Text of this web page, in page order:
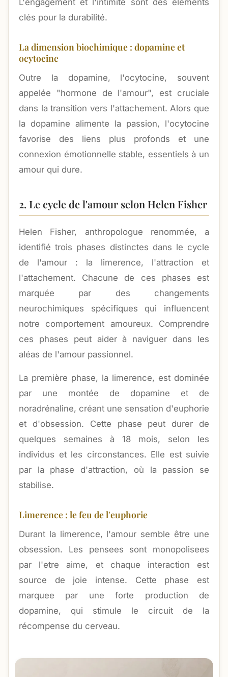
L'engagement et l'intimité sont des éléments
clés pour la durabilité.
La dimension biochimique : dopamine et
ocytocine
Outre la dopamine, l'ocytocine, souvent
appelée "hormone de l'amour", est cruciale
dans la transition vers l'attachement. Alors que
la dopamine alimente la passion, l'ocytocine
favorise des liens plus profonds et une
connexion émotionnelle stable, essentiels à un
amour qui dure.
2. Le cycle de l'amour selon Helen Fisher
Helen Fisher, anthropologue renommée, a
identifié trois phases distinctes dans le cycle
de l'amour : la limerence, l'attraction et
l'attachement. Chacune de ces phases est
marquée par des changements
neurochimiques spécifiques qui influencent
notre comportement amoureux. Comprendre
ces phases peut aider à naviguer dans les
aléas de l'amour passionnel.
La première phase, la limerence, est dominée
par une montée de dopamine et de
noradrénaline, créant une sensation d'euphorie
et d'obsession. Cette phase peut durer de
quelques semaines à 18 mois, selon les
individus et les circonstances. Elle est suivie
par la phase d'attraction, où la passion se
stabilise.
Limerence : le feu de l'euphorie
Durant la limerence, l'amour semble être une
obsession. Les pensees sont monopolisees
par l'etre aime, et chaque interaction est
source de joie intense. Cette phase est
marquee par une forte production de
dopamine, qui stimule le circuit de la
récompense du cerveau.